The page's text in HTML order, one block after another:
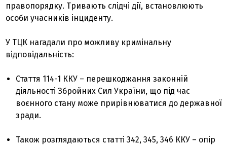
правопорядку. Тривають слідчі дії, встановлюють
особи учасників інциденту.
У ТЦК нагадали про можливу кримінальну
відповідальність:
Стаття 114-1 ККУ – перешкоджання законній
діяльності Збройних Сил України, що під час
воєнного стану може прирівнюватися до державної
зради.
Також розглядаються статті 342, 345, 346 ККУ – опір